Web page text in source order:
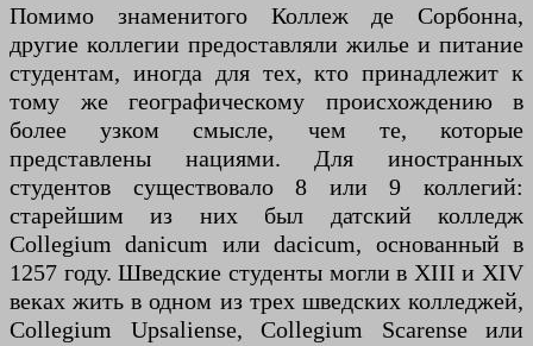
Помимо знаменитого Коллеж де Сорбонна,
другие коллегии предоставляли жилье и питание
студентам, иногда для тех, кто принадлежит к
тому же географическому происхождению в
более узком смысле, чем те, которые
представлены нациями. Для иностранных
студентов существовало 8 или 9 коллегий:
старейшим из них был датский колледж
Collegium danicum или dacicum, основанный в
1257 году. Шведские студенты могли в XIII и XIV
веках жить в одном из трех шведских колледжей,
Collegium Upsaliense, Collegium Scarense или